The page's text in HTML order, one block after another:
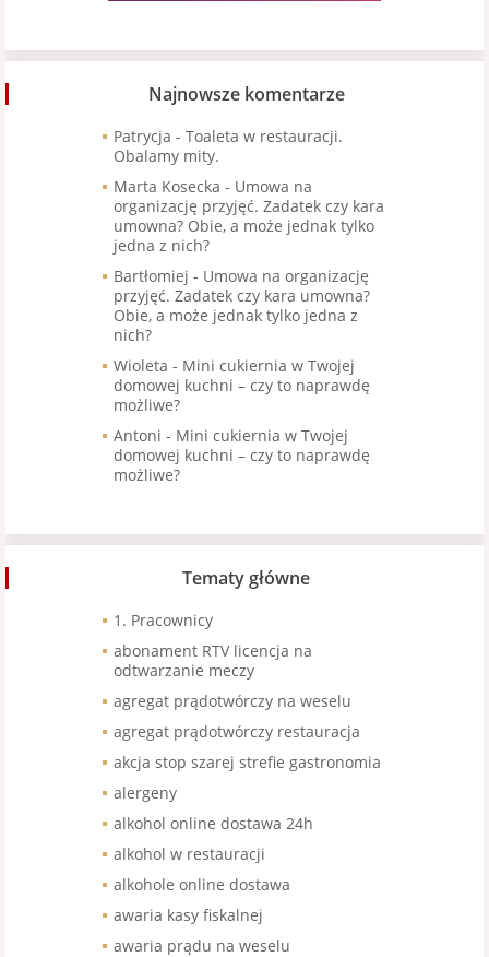
Najnowsze komentarze
Patrycja - Toaleta w restauracji.
Obalamy mity.
Marta Kosecka - Umowa na
organizację przyjęć. Zadatek czy kara
umowna? Obie, a może jednak tylko
jedna z nich?
Bartłomiej - Umowa na organizację
przyjęć. Zadatek czy kara umowna?
Obie, a może jednak tylko jedna z
nich?
Wioleta - Mini cukiernia w Twojej
domowej kuchni – czy to naprawdę
możliwe?
Antoni - Mini cukiernia w Twojej
domowej kuchni – czy to naprawdę
możliwe?
Tematy główne
1. Pracownicy
abonament RTV licencja na
odtwarzanie meczy
agregat prądotwórczy na weselu
agregat prądotwórczy restauracja
akcja stop szarej strefie gastronomia
alergeny
alkohol online dostawa 24h
alkohol w restauracji
alkohole online dostawa
awaria kasy fiskalnej
awaria prądu na weselu